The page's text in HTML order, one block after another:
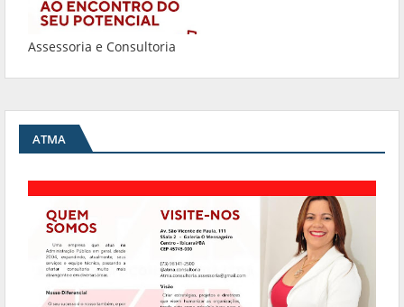
Assessoria e Consultoria
ATMA